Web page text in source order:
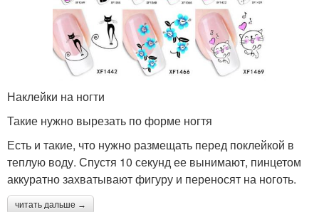
Наклейки на ногти
Такие нужно вырезать по форме ногтя
Есть и такие, что нужно размещать перед поклейкой в
теплую воду. Спустя 10 секунд ее вынимают, пинцетом
аккуратно захватывают фигуру и переносят на ноготь.
читать дальше →